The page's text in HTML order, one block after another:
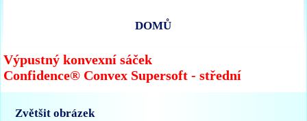
DOMŮ
Výpustný konvexní sáček
Confidence® Convex Supersoft - střední
Zvětšit obrázek